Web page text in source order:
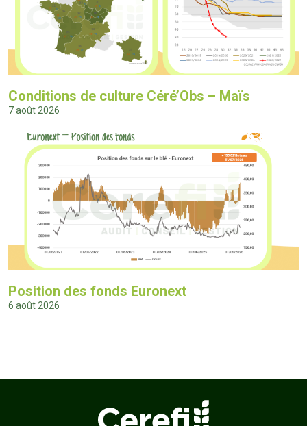
Conditions de culture Céré’Obs – Maïs
7 août 2026
Position des fonds Euronext
6 août 2026